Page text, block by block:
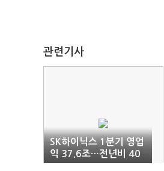
관련기사
SK하이닉스 1분기 영업
익 37.6조…전년비 40
5% 상승, 사상 최대